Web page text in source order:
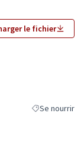
le fichier
Filtrer les
Se nourrir